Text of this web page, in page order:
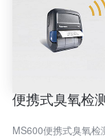
便携式臭氧检
MS600便携式臭氧